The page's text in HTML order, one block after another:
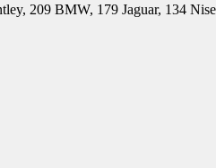
209 BMW, 179 Jaguar, 134